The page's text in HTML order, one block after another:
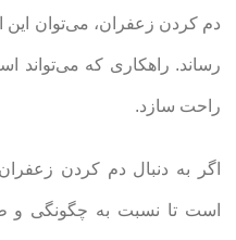
دم کردن زعفران، می‌توان این
رساند. راهکاری که می‌تواند
راحت سازد.
اگر به دنبال دم کردن
است تا نسبت به چگونگی و